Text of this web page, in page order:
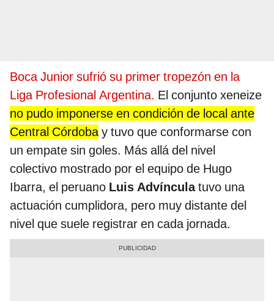
Boca Junior sufrió su primer tropezón en la
Liga Profesional Argentina. El conjunto xeneize
no pudo imponerse en condición de local ante
Central Córdobay tuvo que conformarse con
un empate sin goles. Más allá del nivel
colectivo mostrado por el equipo de Hugo
Ibarra, el peruano Luis Advínculatuvo una
actuación cumplidora, pero muy distante del
nivel que suele registrar en cada jornada.